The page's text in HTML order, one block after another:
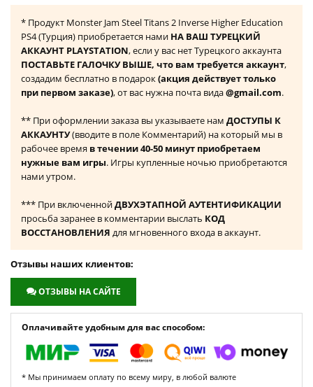
* Продукт Monster Jam Steel Titans 2 Inverse Higher Education
PS4 (Турция) приобретается нами НА ВАШ ТУРЕЦКИЙ
АККАУНТ PLAYSTATION, если у вас нет Турецкого аккаунта
ПОСТАВЬТЕ ГАЛОЧКУ ВЫШЕ, что вам требуется аккаунт,
создадим бесплатно в подарок(акция действует только
при первом заказе), от вас нужна почта вида@gmail.com.
** При оформлении заказа вы указываете нам ДОСТУПЫ К
АККАУНТУ(вводите в поле Комментарий) на который мы в
рабочее время в течении 40-50 минут приобретаем
нужные вам игры. Игры купленные ночью приобретаются
нами утром.
*** При включеннойДВУХЭТАПНОЙ АУТЕНТИФИКАЦИИ
просьба заранее в комментарии выслать КОД
ВОССТАНОВЛЕНИЯ для мгновенного входа в аккаунт.
Отзывы наших клиентов:
ОТЗЫВЫ НА САЙТЕ
Оплачивайте удобным для вас способом:
* Мы принимаем оплату по всему миру, в любой валюте